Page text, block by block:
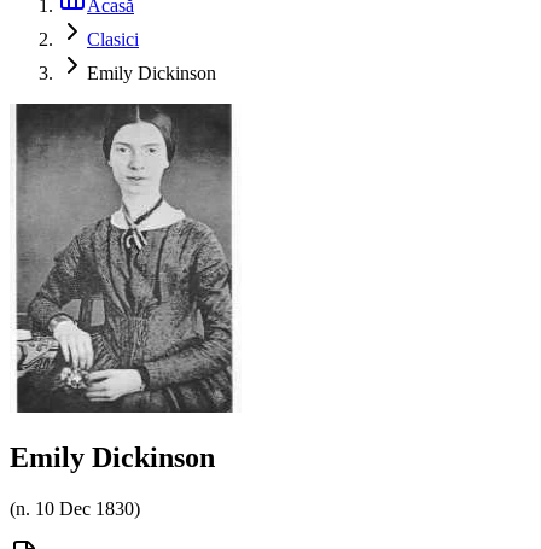
Acasă
Clasici
Emily Dickinson
Emily Dickinson
(n. 10 Dec 1830)